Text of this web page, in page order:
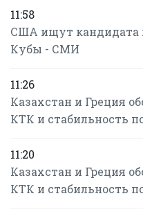
11:58
США ищут кандидата
Кубы - СМИ
11:26
Казахстан и Греция
КТК и стабильность
11:20
Казахстан и Греция
КТК и стабильность